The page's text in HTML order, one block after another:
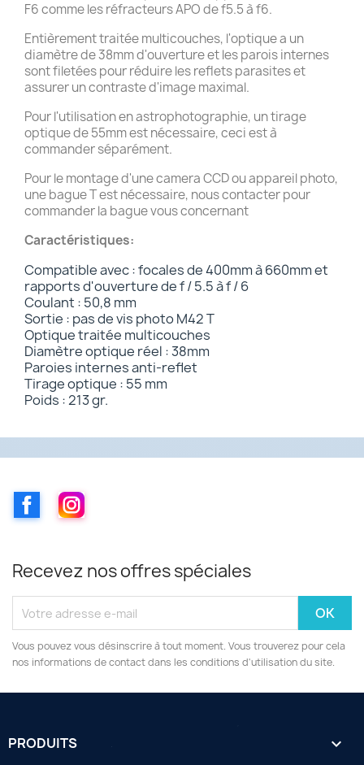
F6 comme les réfracteurs APO de f5.5 à f6.
Entièrement traitée multicouches, l'optique a un
diamètre de 38mm d'ouverture et les parois internes
sont filetées pour réduire les reflets parasites et
assurer un contraste d'image maximal.
Pour l'utilisation en astrophotographie, un tirage
optique de 55mm est nécessaire, ceci est à
commander séparément.
Pour le montage d'une camera CCD ou appareil photo,
une bague T est nécessaire, nous contacter pour
commander la bague vous concernant
Caractéristiques:
Compatible avec : focales de 400mm à 660mm et
rapports d'ouverture de f / 5.5 à f / 6
Coulant : 50,8 mm
Sortie : pas de vis photo M42 T
Optique traitée multicouches
Diamètre optique réel : 38mm
Paroies internes anti-reflet
Tirage optique : 55 mm
Poids : 213 gr.
FacebookInstagram
Recevez nos offres spéciales
Vous pouvez vous désinscrire à tout moment. Vous trouverez pour cela
nos informations de contact dans les conditions d'utilisation du site.
PRODUITS 